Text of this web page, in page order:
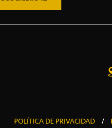
POLÍTICA DE PRIVACIDAD /